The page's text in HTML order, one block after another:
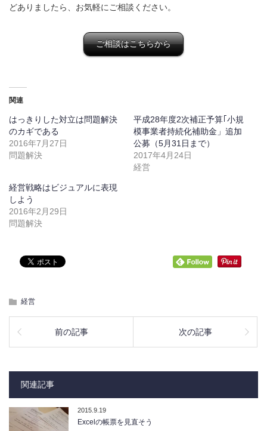
どありましたら、お気軽にご相談ください。
ご相談はこちらから
関連
はっきりした対立は問題解決
のカギである
2016年7月27日
問題解決
平成28年度2次補正予算｢小規
模事業者持続化補助金」追加
公募（5月31日まで）
2017年4月24日
経営
経営戦略はビジュアルに表現
しよう
2016年2月29日
問題解決
経営
前の記事 次の記事
関連記事
2015.9.19
Excelの帳票を見直そう